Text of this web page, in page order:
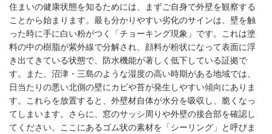
住まいの健康状態を知るためには、まずご自身で外壁を観察する
ことから始まります。最も分かりやすい劣化のサインは、壁を触
った時に手に白い粉がつく「チョーキング現象」です。これは塗
料の中の樹脂が紫外線で分解され、顔料が粉状になって表面に浮
き出てきている状態で、防水機能が著しく低下している証拠で
す。また、沼津・三島のような湿度の高い時期がある地域では、
日当たりの悪い北側の壁にカビや苔が発生しやすい傾向にありま
す。これらを放置すると、外壁材自体が水分を吸収し、脆くなっ
てしまいます。さらに、窓のサッシ周りや外壁の接合部を確認し
てください。ここにあるゴム状の素材を「シーリング」と呼びま